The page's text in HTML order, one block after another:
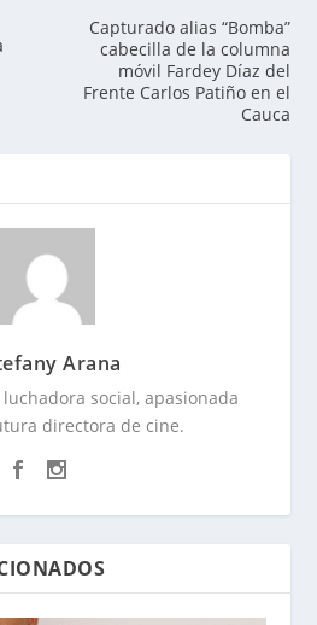
Capturado alias “Bomba”
cabecilla de la columna
móvil Fardey Díaz del
Frente Carlos Patiño en el
Cauca
Arana
social, apasionada
directora de cine.